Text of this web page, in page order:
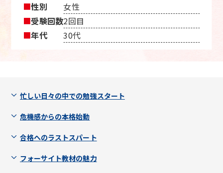
■性別
女性
■受験回数2回目
■年代 30代
忙しい日々の中での勉強スタート
危機感からの本格始動
合格へのラストスパート
フォーサイト教材の魅力